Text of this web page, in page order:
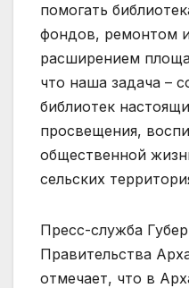
помогать
фондов, ремонтом
расширением
что наша задача –
библиотек
просвещения,
общественной
сельских
Пресс-служба
Правительства
отмечает, что в